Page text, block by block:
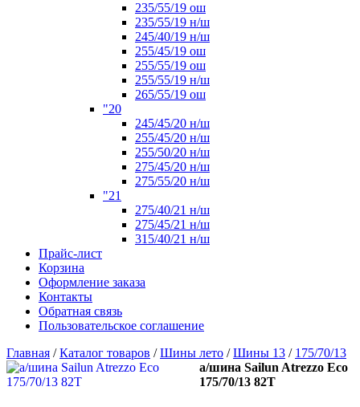
235/55/19 ош
235/55/19 н/ш
245/40/19 н/ш
255/45/19 ош
255/55/19 ош
255/55/19 н/ш
265/55/19 ош
"20
245/45/20 н/ш
255/45/20 н/ш
255/50/20 н/ш
275/45/20 н/ш
275/55/20 н/ш
"21
275/40/21 н/ш
275/45/21 н/ш
315/40/21 н/ш
Прайс-лист
Корзина
Оформление заказа
Контакты
Обратная связь
Пользовательское соглашение
Главная /Каталог товаров /Шины лето /Шины 13 / 175/70/13
а/шина Sailun Atrezzo Eco
175/70/13 82T